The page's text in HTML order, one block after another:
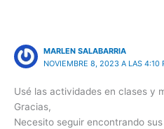
MARLEN SALABARRIA
NOVIEMBRE 8, 2023 A LAS 4:10
Usé las actividades en clases y
Gracias,
Necesito seguir encontrando